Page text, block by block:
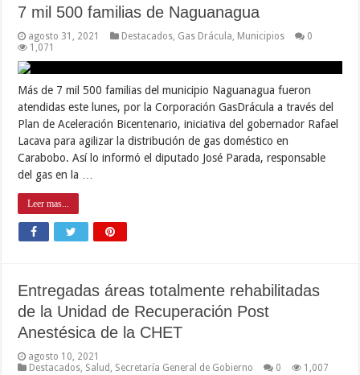
7 mil 500 familias de Naguanagua
agosto 31, 2021 Destacados Gas Drácula Municipios
0
1,071
Más de 7 mil 500 familias del municipio Naguanagua fueron
atendidas este lunes, por la Corporación GasDrácula a través del
Plan de Aceleración Bicentenario, iniciativa del gobernador Rafael
Lacava para agilizar la distribución de gas doméstico en
Carabobo. Así lo informó el diputado José Parada, responsable
del gas en la …
Leer mas...
Entregadas áreas totalmente rehabilitadas
de la Unidad de Recuperación Post
Anestésica de la CHET
agosto 10, 2021
Destacados Salud Secretaría General de Gobierno 0 1,007